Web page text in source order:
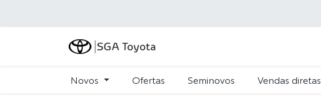
Novos Ofertas Seminovos Vendas diretas